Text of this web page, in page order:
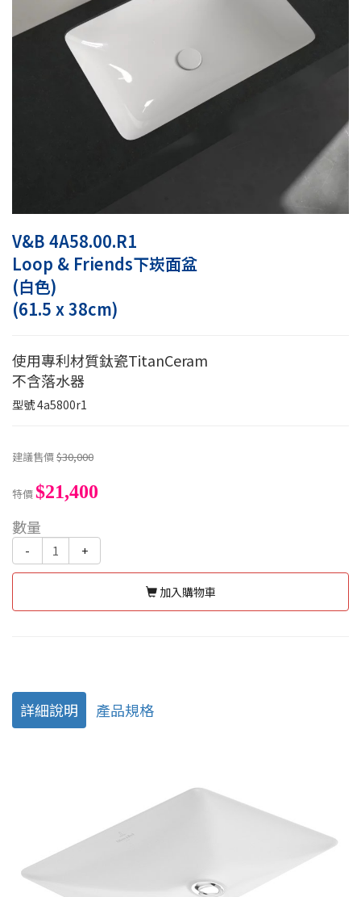
V&B 4A58.00.R1
Loop & Friends下崁面盆
(白色)
(61.5 x 38cm)
使用專利材質鈦瓷TitanCeram
不含落水器
型號4a5800r1
建議售價$30,000
特價$21,400
數量
- +
加入購物車
詳細說明 產品規格